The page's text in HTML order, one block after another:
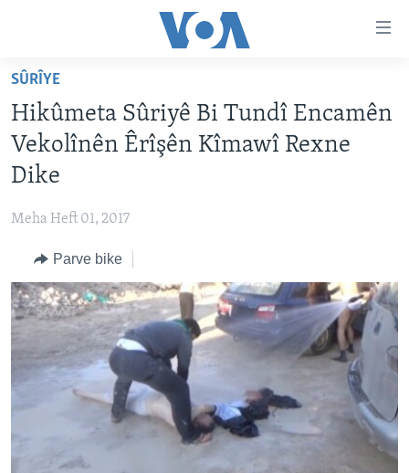
Yekser
naveroka
serekî
Yekser
here
Malpera
Yekser
here
Lêgerînê
DESTPÊK
NÛÇE
VÎDYO GALERÎ
HEVPEYVÎN
HERÊMÊN KURDAN
TIRKÎYE
SÛRÎYE
ÎRAQ
ROJHILATA NAVÎN
ÇAND Û HUNER
SERNIVÎS
SÛRÎYE
Hikûmeta Sûriyê Bi Tundî Encamên
Vekolînên Êrîşên Kîmawî Rexne
Dike
Meha Heft 01, 2017
Parve bike